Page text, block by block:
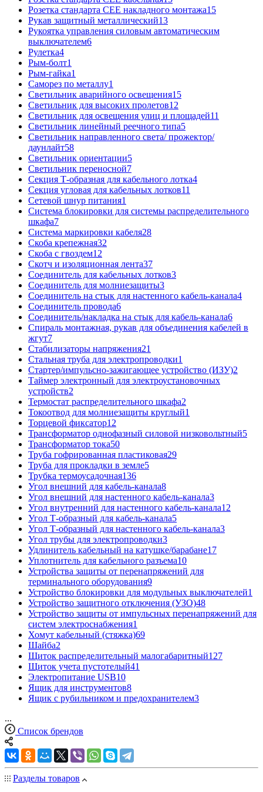
Розетка стандарта СЕЕ накладного монтажа15
Рукав защитный металлический13
Рукоятка управления силовым автоматическим
выключателем6
Рулетка4
Рым-болт1
Рым-гайка1
Саморез по металлу1
Светильник аварийного освещения15
Светильник для высоких пролетов12
Светильник для освещения улиц и площадей11
Светильник линейный реечного типа5
Светильник направленного света/ прожектор/
даунлайт58
Светильник ориентации5
Светильник переносной7
Секция Т-образная для кабельного лотка4
Секция угловая для кабельных лотков11
Сетевой шнур питания1
Система блокировки для системы распределительного
шкафа7
Система маркировки кабеля28
Скоба крепежная32
Скоба с гвоздем12
Скотч и изоляционная лента37
Соединитель для кабельных лотков3
Соединитель для молниезащиты3
Соединитель на стык для настенного кабель-канала4
Соединитель провода6
Соединитель/накладка на стык для кабель-канала6
Спираль монтажная, рукав для объединения кабелей в
жгут7
Стабилизаторы напряжения21
Стальная труба для электропроводки1
Стартер/импульсно-зажигающее устройство (ИЗУ)2
Таймер электронный для электроустановочных
устройств2
Термостат распределительного шкафа2
Токоотвод для молниезащиты круглый1
Торцевой фиксатор12
Трансформатор однофазный силовой низковольтный5
Трансформатор тока50
Труба гофрированная пластиковая29
Труба для прокладки в земле5
Трубка термоусадочная136
Угол внешний для кабель-канала8
Угол внешний для настенного кабель-канала3
Угол внутренний для настенного кабель-канала12
Угол Т-образный для кабель-канала5
Угол Т-образный для настенного кабель-канала3
Угол трубы для электропроводки3
Удлинитель кабельный на катушке/барабане17
Уплотнитель для кабельного разъема10
Устройства защиты от перенапряжений для
терминального оборудования9
Устройство блокировки для модульных выключателей1
Устройство защитного отключения (УЗО)48
Устройство защиты от импульсных перенапряжений для
систем электроснабжения1
Хомут кабельный (стяжка)69
Шайба2
Щиток распределительный малогабаритный127
Щиток учета пустотелый41
Электропитание USB10
Ящик для инструментов8
Ящик с рубильником и предохранителем3
...
Список брендов
Разделы товаров